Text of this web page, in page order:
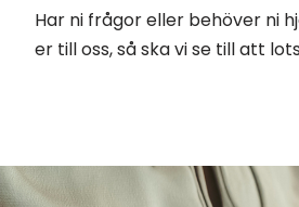
Har ni frågor eller behöver ni
er till oss, så ska vi se till att